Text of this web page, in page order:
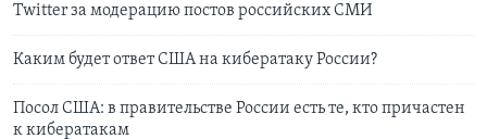
Twitter за модерацию постов российских СМИ
Каким будет ответ США на кибератаку России?
Посол США: в правительстве России есть те, кто причастен
к кибератакам